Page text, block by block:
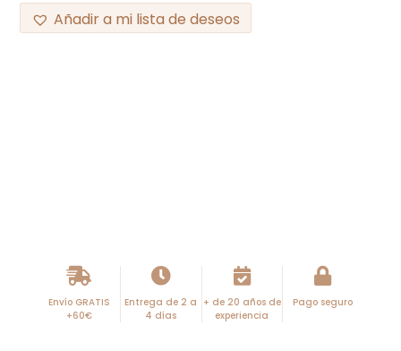
Añadir a mi lista de deseos
Envío GRATIS
+60€
Entrega de 2 a
4 días
+ de 20 años de
experiencia
Pago seguro